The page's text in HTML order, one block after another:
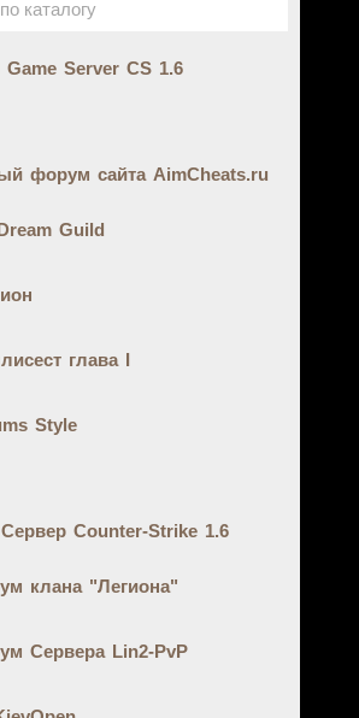
Game Server CS 1.6
форум сайта AimCheats.ru
Guild
глава I
Style
Counter-Strike 1.6
клана "Легиона"
Сервера Lin2-PvP